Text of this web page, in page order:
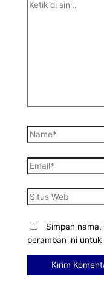
Simpan
peramban ini